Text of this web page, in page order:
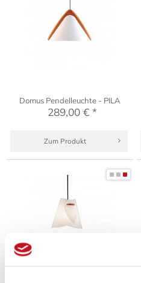
Domus Pendelleuchte - PILA
289,00 € *
Zum Produkt